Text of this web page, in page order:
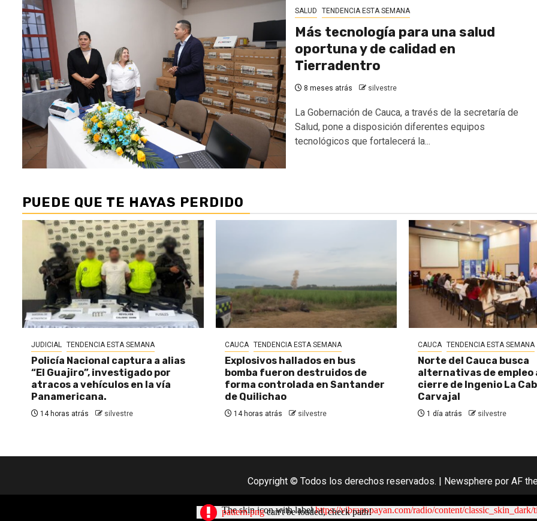
SALUD TENDENCIA ESTA SEMANA
Más tecnología para una salud
oportuna y de calidad en
Tierradentro
8 meses atrás silvestre
La Gobernación de Cauca, a través de la secretaría de
Salud, pone a disposición diferentes equipos
tecnológicos que fortalecerá la...
PUEDE QUE TE HAYAS PERDIDO
JUDICIAL TENDENCIA ESTA SEMANA
Policía Nacional captura a alias
“El Guajiro”, investigado por
atracos a vehículos en la vía
Panamericana.
14 horas atrás silvestre
CAUCA TENDENCIA ESTA SEMANA
Explosivos hallados en bus
bomba fueron destruidos de
forma controlada en Santander
de Quilichao
14 horas atrás silvestre
CAUCA TENDENCIA ESTA SEMANA
Norte del Cauca busca
alternativas de empleo
cierre de Ingenio La
Carvajal
1 día atrás silvestre
Copyright © Todos los derechos reservados. | Newspherepor AF